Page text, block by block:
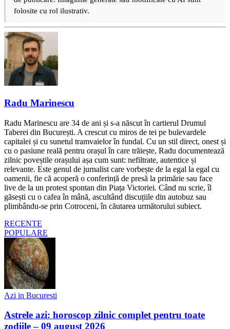
folosite cu rol ilustrativ.
Radu Marinescu
Radu Marinescu are 34 de ani și s-a născut în cartierul Drumul
Taberei din București. A crescut cu miros de tei pe bulevardele
capitalei și cu sunetul tramvaielor în fundal. Cu un stil direct, onest și
cu o pasiune reală pentru orașul în care trăiește, Radu documentează
zilnic poveștile orașului așa cum sunt: nefiltrate, autentice și
relevante. Este genul de jurnalist care vorbește de la egal la egal cu
oamenii, fie că acoperă o conferință de presă la primărie sau face
live de la un protest spontan din Piața Victoriei. Când nu scrie, îl
găsești cu o cafea în mână, ascultând discuțiile din autobuz sau
plimbându-se prin Cotroceni, în căutarea următorului subiect.
RECENTE
POPULARE
Azi in Bucuresti
Astrele azi: horoscop zilnic complet pentru toate
zodiile – 09 august 2026